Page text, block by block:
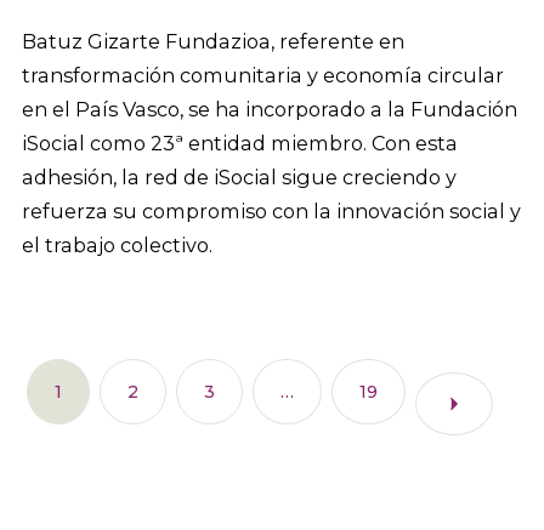
Batuz Gizarte Fundazioa, referente en
transformación comunitaria y economía circular
en el País Vasco, se ha incorporado a la Fundación
iSocial como 23ª entidad miembro. Con esta
adhesión, la red de iSocial sigue creciendo y
refuerza su compromiso con la innovación social y
el trabajo colectivo.
1 2 3 … 19